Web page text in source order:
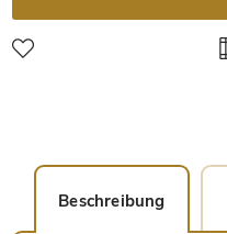
Beschreibung